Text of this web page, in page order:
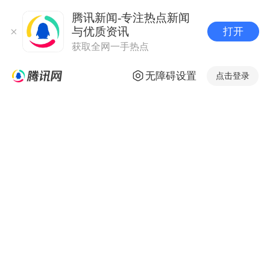
腾讯新闻-专注热点新闻
与优质资讯
获取全网一手热点
打开
无障碍设置 点击登录